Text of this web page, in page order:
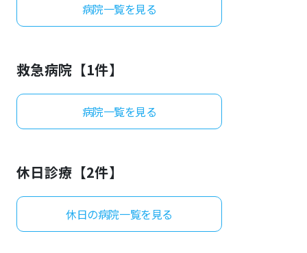
よくあるご質問
病院一覧を見る
救急病院【1件】
病院一覧を見る
休日診療【2件】
休日の病院一覧を見る